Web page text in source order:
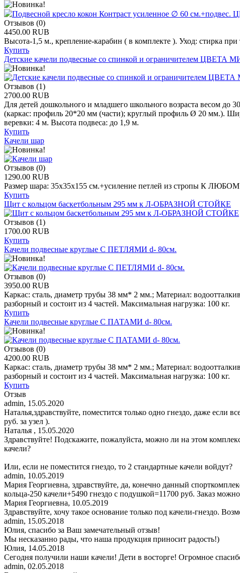
Отзывов (0)
4450.00 RUB
Высота-1,5 м., крепление-карабин ( в комплекте ). Уход: стирка
Купить
Детские качели подвесные со спинкой и ограничителем ЦВЕТА
Отзывов (1)
2700.00 RUB
Для детей дошкольного и младшего школьного возраста весом до
(каркас: профиль 20*20 мм (части); круглый профиль Ø 20 мм.).
веревки: 4 м. Высота подвеса: до 1,9 м.
Купить
Качели шар
Отзывов (0)
1290.00 RUB
Размер шара: 35х35х155 см.+усиление петлей из стропы К
Купить
Щит с кольцом баскетбольным 295 мм к Л-ОБРАЗНОЙ СТОЙКЕ
Отзывов (1)
1700.00 RUB
Купить
Качели подвесные круглые С ПЕТЛЯМИ d- 80см.
Отзывов (0)
3950.00 RUB
Каркас: сталь, диаметр трубы 38 мм* 2 мм.; Материал:
разборный и состоит из 4 частей. Максимальная нагрузка: 100 кг.
Купить
Качели подвесные круглые С ПАТАМИ d- 80см.
Отзывов (0)
4200.00 RUB
Каркас: сталь, диаметр трубы 38 мм* 2 мм.; Материал:
разборный и состоит из 4 частей. Максимальная нагрузка: 100 кг.
Купить
Отзыв
admin, 15.05.2020
Наталья,здравствуйте, поместится только одно гнездо, даже если
руб. за узел ).
Наталья , 15.05.2020
Здравствуйте! Подскажите, пожалуйста, можно ли на этом
качели?
Или, если не поместится гнездо, то 2 стандартные качели войдут?
admin, 10.05.2019
Мария Георгиевна, здравствуйте, да, конечно данный
кольца-250 качели+5490 гнездо с подушкой=11700 руб. Заказ
Мария Георгиевна, 10.05.2019
Здравствуйте, хочу такое основание только под качели-гнездо.
admin, 15.05.2018
Юлия, спасибо за Ваш замечательный отзыв!
Мы несказанно рады, что наша продукция приносит радость!)
Юлия, 14.05.2018
Сегодня получили наши качели! Дети в восторге! Огромное
admin, 02.05.2018